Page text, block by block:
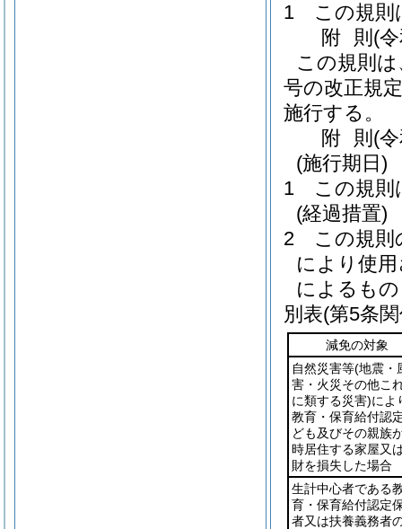
1
この規則
附 則 (
この規則
号の改正規定
施行する。
附 則 (
(施行期日)
1
この規則
(経過措置)
2
この規則
により使
によるも
別表(第5条
減免の対象
自然災害等(地震・
害・火災その他こ
に類する災害)によ
教育・保育給付認
ども及びその親族
時居住する家屋又
財を損失した場合
生計中心者である
育・保育給付認定
者又は扶養義務者